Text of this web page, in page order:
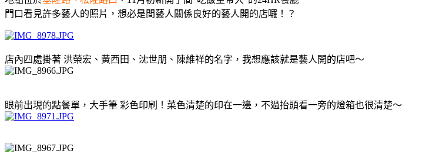
門口看見許多藝人的照片，想必是間藝人關係良好的藝人開的店囉！？
店內四處掛著 洪榮宏、黃西田、沈世朋、陳維祥的名字，我想應該就是藝人開的店吧～
眼前出現的點餐單，大手筆 彩色印刷！菜色清楚的印在一邊，不過抬頭看一旁的燈箱也很清楚～